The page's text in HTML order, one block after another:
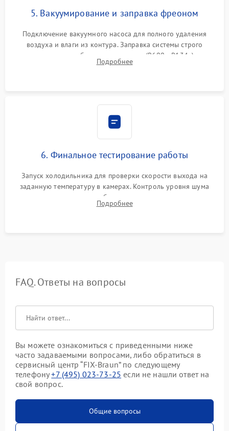
5. Вакуумирование и заправка фреоном
Подключение вакуумного насоса для полного удаления
воздуха и влаги из контура. Заправка системы строго
дозированным объемом хладагента (R600a, R134a) по
электронным весам. Контроль рабочего давления в системе.
Подробнее
6. Финальное тестирование работы
Запуск холодильника для проверки скорости выхода на
заданную температуру в камерах. Контроль уровня шума
компрессора, отсутствия обмерзания стенок и корректного
срабатывания системы автоматической оттайки.
Подробнее
FAQ. Ответы на вопросы
Вы можете ознакомиться с приведенными ниже
часто задаваемыми вопросами, либо обратиться в
сервисный центр “FIX-Braun” по следующему
телефону+7 (495) 023-73-25 если не нашли ответ на
свой вопрос.
Общие вопросы